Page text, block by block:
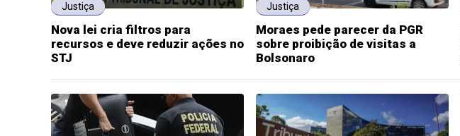
Justiça
Nova lei cria filtros para
recursos e deve reduzir ações no
STJ
Justiça
Moraes pede parecer da PGR
sobre proibição de visitas a
Bolsonaro